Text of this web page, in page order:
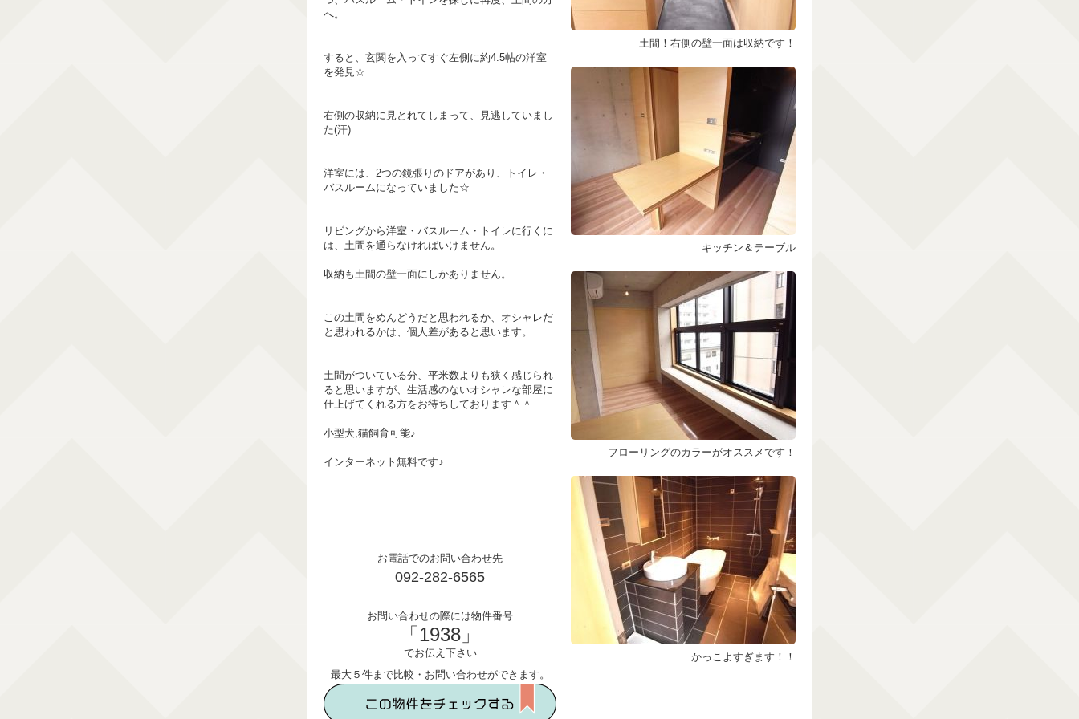
へ。
すると、玄関を入ってすぐ左側に約4.5帖の洋室
を発見☆
右側の収納に見とれてしまって、見逃していまし
た(汗)
洋室には、2つの鏡張りのドアがあり、トイレ・
バスルームになっていました☆
リビングから洋室・バスルーム・トイレに行くに
は、土間を通らなければいけません。
収納も土間の壁一面にしかありません。
この土間をめんどうだと思われるか、オシャレだ
と思われるかは、個人差があると思います。
土間がついている分、平米数よりも狭く感じられ
ると思いますが、生活感のないオシャレな部屋に
仕上げてくれる方をお待ちしております＾＾
小型犬,猫飼育可能♪
インターネット無料です♪
お電話でのお問い合わせ先
092-282-6565
お問い合わせの際には物件番号
「1938」
でお伝え下さい
最大５件まで比較・お問い合わせができます。
土間！右側の壁一面は収納です！
キッチン＆テーブル
フローリングのカラーがオススメです！
かっこよすぎます！！